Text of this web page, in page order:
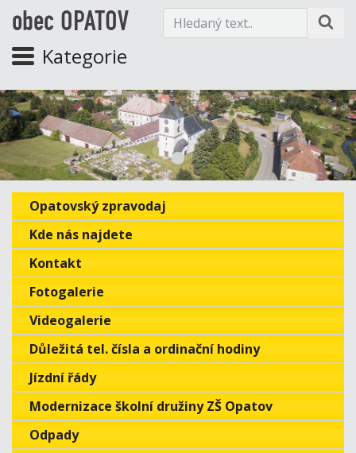
obec OPATOV
Kategorie
Opatovský zpravodaj
Kde nás najdete
Kontakt
Fotogalerie
Videogalerie
Důležitá tel. čísla a ordinační hodiny
Jízdní řády
Modernizace školní družiny ZŠ Opatov
Odpady